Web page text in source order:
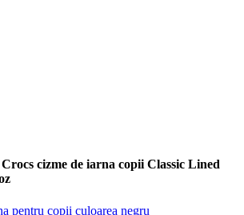
cizme de iarna copii Classic Lined